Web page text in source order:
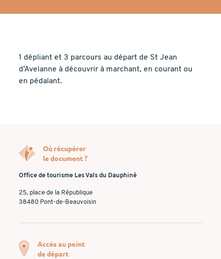
1 dépliant et 3 parcours au départ de St Jean
d’Avelanne à découvrir à marchant, en courant ou
en pédalant.
Où récupérer
le document ?
Office de tourisme Les Vals du Dauphiné
25, place de la République
38480 Pont-de-Beauvoisin
Accès au point
de départ